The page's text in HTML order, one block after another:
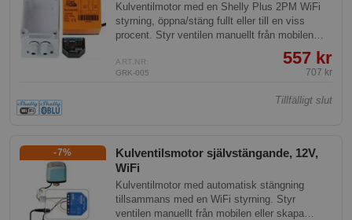
Kulventilmotor med en Shelly Plus 2PM WiFi
styrning, öppna/stäng fullt eller till en viss
procent. Styr ventilen manuellt från mobilen
ART.NR:
GRK-005
557 kr
707 kr
Tillfälligt slut
Kulventilsmotor självstängande, 12V,
WiFi
-7%
Kulventilmotor med automatisk stängning
tillsammans med en WiFi styrning. Styr
ventilen manuellt från mobilen eller skapa